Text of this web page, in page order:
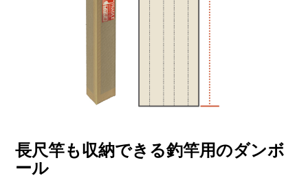
長尺竿も収納できる釣竿用のダンボ
ール